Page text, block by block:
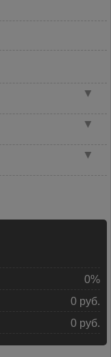
▼
▼
▼
0%
0 руб.
0 руб.